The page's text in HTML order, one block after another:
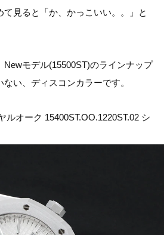
見ると「か、かっこいい。。」と
Newモデル(15500ST)のラインナップ
い、ディスコンカラーです。
ルオーク 15400ST.OO.1220ST.02 シ